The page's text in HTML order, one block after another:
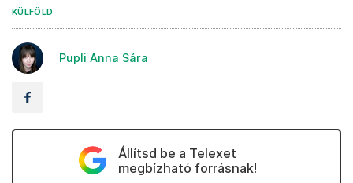
KÜLFÖLD
Pupli Anna Sára
Állítsd be a Telexet
megbízható forrásnak!